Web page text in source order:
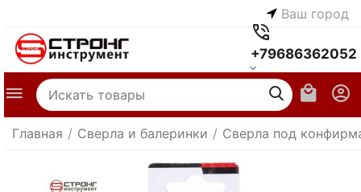
Ваш город
+79686362052
Главная / Сверла и балеринки / Сверла под